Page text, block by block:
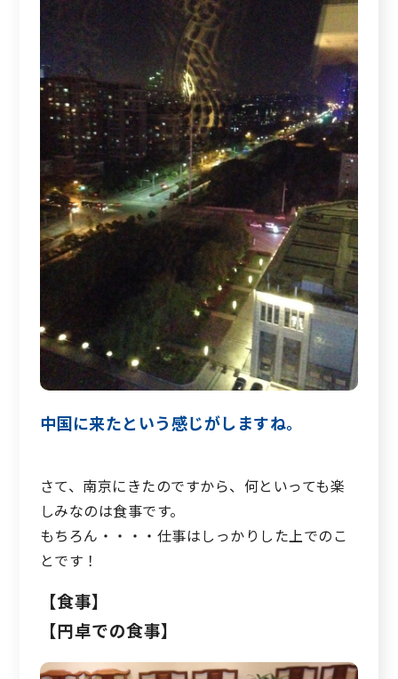
中国に来たという感じがしますね。
さて、南京にきたのですから、何といっても楽
しみなのは食事です。
もちろん・・・・仕事はしっかりした上でのこ
とです！
【食事】
【円卓での食事】